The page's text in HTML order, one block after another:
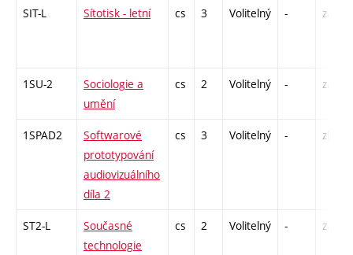
SIT-L Sítotisk - letní cs 3 Volitelný - zá
1SU-2
Sociologie a
umění
cs 2 Volitelný - zá
1SPAD2
Softwarové
prototypování
audiovizuálního
díla 2
cs 3 Volitelný - zk
ST2-L
Současné
technologie
cs 2 Volitelný - zá